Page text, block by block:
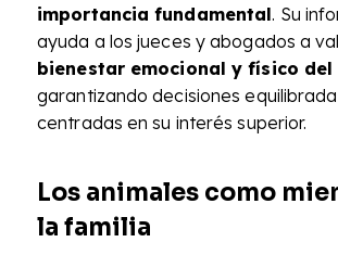
importancia fundamental. Su
ayuda a los jueces y abogados a
bienestar emocional y físico del
garantizando decisiones
centradas en su interés superior.
Los animales como
la familia